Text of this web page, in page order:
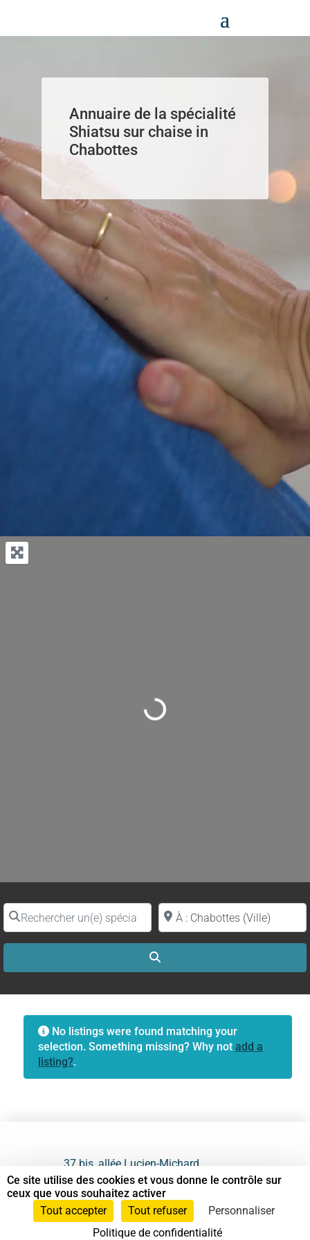
Annuaire de la spécialité
Shiatsu sur chaise in
Chabottes
Loading...
Rechercher un(e) spécialiste par nomProche de (ville ou région)
No listings were found matching your
selection. Something missing? Why not add a
listing?.
37 bis, allée Lucien-Michard
93190 Livry-Gargan
06 61 87 28 09
Ce site utilise des cookies et vous donne le contrôle sur
ceux que vous souhaitez activer
Tout accepter
Tout refuser
Personnaliser
Politique de confidentialité